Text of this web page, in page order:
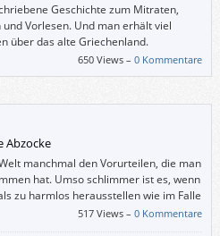
Geschichte zum Mitraten,
und Vorlesen. Und man erhält viel
über das alte Griechenland.
650 Views –0 Kommentare
Abzocke
manchmal den Vorurteilen, die man
hat. Umso schlimmer ist es, wenn
zu harmlos herausstellen wie im Falle
Glass beschriebenen –
517 Views –0 Kommentare